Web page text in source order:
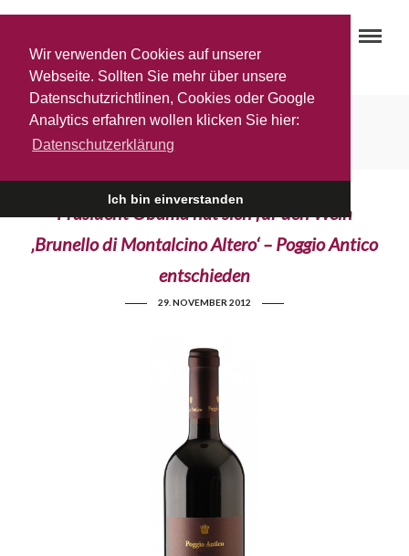
Wir verwenden Cookies auf unserer
Webseite. Sollten Sie mehr über unsere
Datenschutzrichtlinen, Cookies oder Google
Analytics erfahren wollen klicken Sie hier:
Datenschutzerklärung
Ich bin einverstanden
Paola Gloder
Präsident Obama hat sich für den Wein
‚Brunello di Montalcino Altero‘ – Poggio Antico
entschieden
29. NOVEMBER 2012